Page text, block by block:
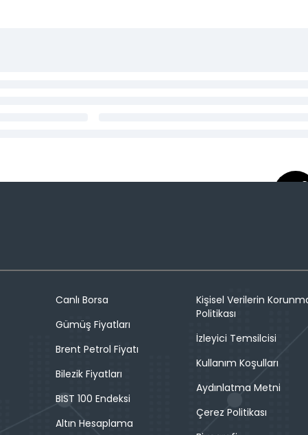
Canlı Borsa
Gümüş Fiyatları
Brent Petrol Fiyatı
Bilezik Fiyatları
BIST 100 Endeksi
Altın Hesaplama
Kişisel Verilerin
Politikası
İzleyici Temsilcisi
Kullanım Koşulları
Aydınlatma Metni
Çerez Politikası